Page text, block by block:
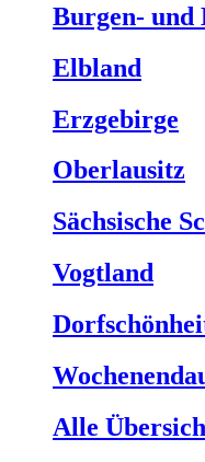
Burgen- und
Elbland
Erzgebirge
Oberlausitz
Sächsische
Vogtland
Alle